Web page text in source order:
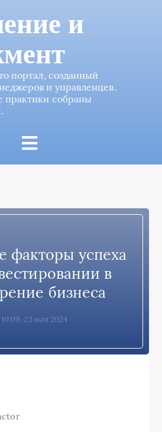
и
портал, созданный
и управленцев.
собраны
факторы успеха
в
бизнеса
10:09, 23 мая 2024